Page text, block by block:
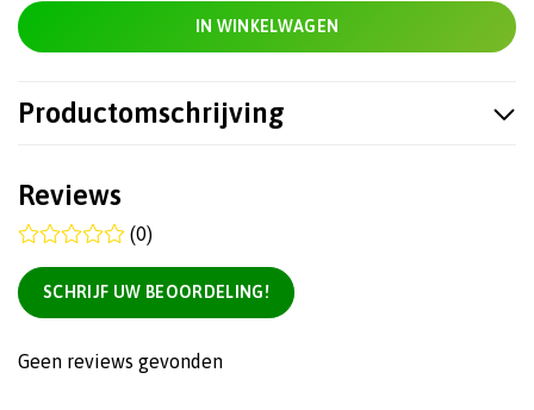
IN WINKELWAGEN
Productomschrijving
Reviews
(0)
SCHRIJF UW BEOORDELING!
Geen reviews gevonden